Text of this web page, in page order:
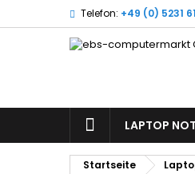
Telefon: +49 (0) 5231
LAPTOP
Startseite